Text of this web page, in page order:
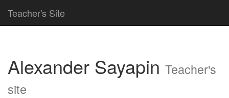
Teacher's Site
Alexander Sayapin Teacher's
site